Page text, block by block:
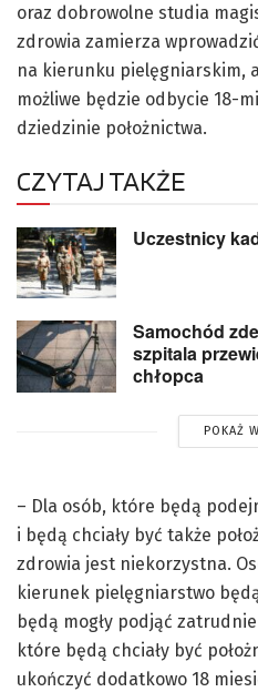
oraz dobrowolne studia
zdrowia zamierza
na kierunku pielęgniarskim,
możliwe będzie odbycie 18-
dziedzinie położnictwa.
CZYTAJ TAKŻE
Uczestnicy
Samochód
szpitala
chłopca
POKAŻ
– Dla osób, które będą
i będą chciały być także
zdrowia jest niekorzystna.
kierunek pielęgniarstwo
będą mogły podjąć
które będą chciały być
ukończyć dodatkowo 18